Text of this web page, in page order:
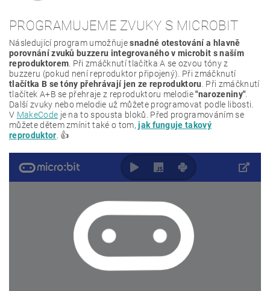
PROGRAMUJEME ZVUKY S MICROBIT
Následující program umožňujesnadné otestování a hlavně
porovnání zvuků buzzeru integrovaného v microbit s naším
reproduktorem. Při zmáčknutí tlačítka A se ozvou tóny z
buzzeru (pokud není reproduktor připojený). Při zmáčknutí
tlačítka B se tóny přehrávají jen ze reproduktoru. Při zmáčknutí
tlačítek A+B se přehraje z reproduktoru melodie"narozeniny".
Další zvuky nebo melodie už můžete programovat podle libosti.
V MakeCode je na to spousta bloků. Před programováním se
můžete dětem zmínit také o tom,jak funguje takový
reproduktor. 👍